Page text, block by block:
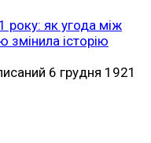
року: як угода між
змінила історію
6 грудня 1921